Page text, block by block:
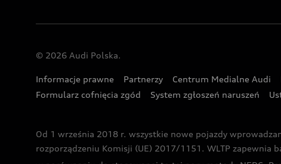
© 2026 Audi Polska.
Informacje prawne Partnerzy Centrum Medialne Audi
Formularz cofnięcia zgód
System zgłoszeń naruszeń
Od 1 września 2018 r. wszystkie nowe pojazdy
rozporządzeniu Komisji (UE) 2017/1151. WLTP zapewnia